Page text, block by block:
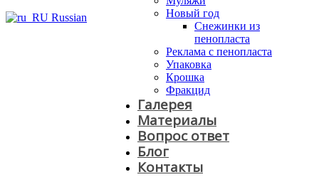
Russian
Новый год
Снежинки из
пенопласта
Реклама с пенопласта
Упаковка
Крошка
Фракцид
Галерея
Материалы
Вопрос ответ
Блог
Контакты